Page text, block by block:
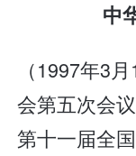
中
（1997年3
会第五次会
第十一届全